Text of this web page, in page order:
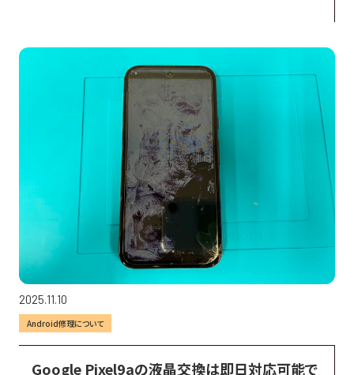
2025.11.10
Android修理について
Google Pixel9aの液晶交換は即日対応可能で